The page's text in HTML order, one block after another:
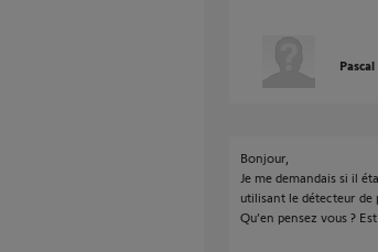
Pascal
Bonjour,
Je me demandais si il
utilisant le détecteur de
Qu’en pensez vous ?